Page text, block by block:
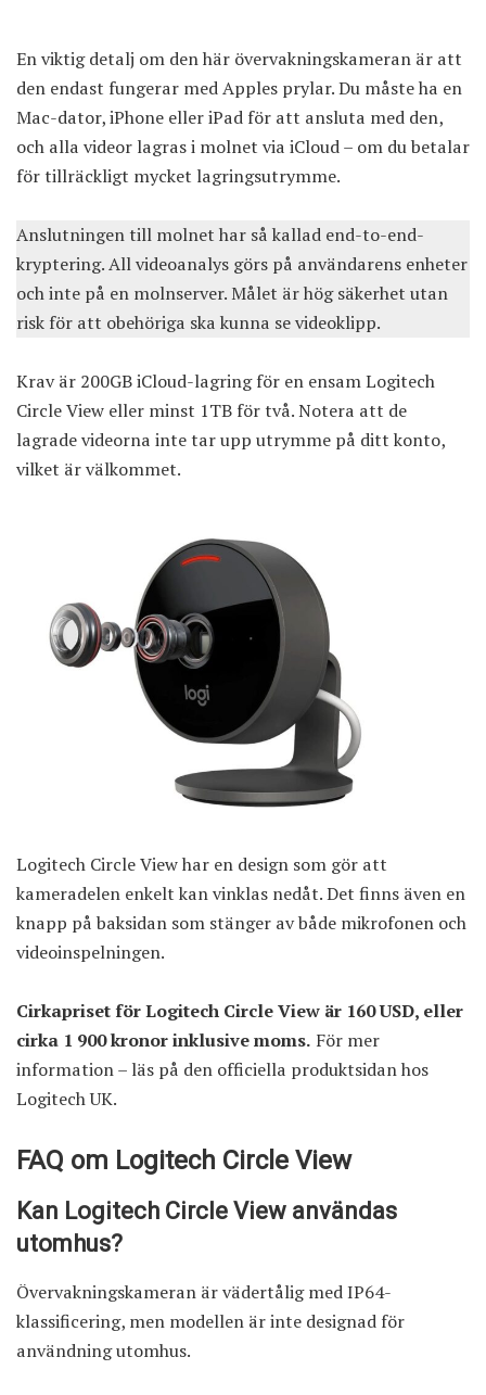
En viktig detalj om den här övervakningskameran är att
den endast fungerar med Apples prylar. Du måste ha en
Mac-dator, iPhone eller iPad för att ansluta med den,
och alla videor lagras i molnet via iCloud – om du betalar
för tillräckligt mycket lagringsutrymme.
Anslutningen till molnet har så kallad end-to-end-
kryptering. All videoanalys görs på användarens enheter
och inte på en molnserver. Målet är hög säkerhet utan
risk för att obehöriga ska kunna se videoklipp.
Krav är 200GB iCloud-lagring för en ensam Logitech
Circle View eller minst 1TB för två. Notera att de
lagrade videorna inte tar upp utrymme på ditt konto,
vilket är välkommet.
Logitech Circle View har en design som gör att
kameradelen enkelt kan vinklas nedåt. Det finns även en
knapp på baksidan som stänger av både mikrofonen och
videoinspelningen.
Cirkapriset för Logitech Circle View är 160 USD, eller
cirka 1 900 kronor inklusive moms. För mer
information – läs på den officiella produktsidanhos
Logitech UK.
FAQ om Logitech Circle View
Kan Logitech Circle View användas
utomhus?
Övervakningskameran är vädertålig med IP64-
klassificering, men modellen är inte designad för
användning utomhus.